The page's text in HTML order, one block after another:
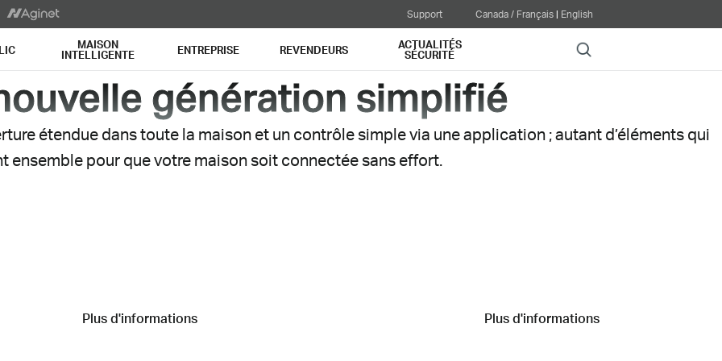
Support Canada / Français| English
MAISON
INTELLIGENTE ENTREPRISE REVENDEURS ACTUALITÉS
SÉCURITÉ Search
génération simplifié
étendue dans toute la maison et un contrôle simplevia une application; autant d’éléments qui
ensemble pour que votre maison soit connectée sans effort.
Plus d'informations Plus d'informations